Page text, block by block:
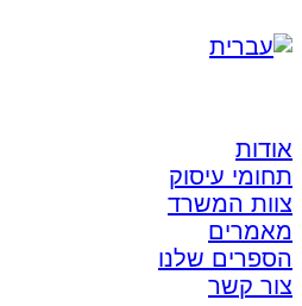
אודות
תחומי עיסוק
צוות המשרד
מאמרים
הספרים שלנו
צור קשר